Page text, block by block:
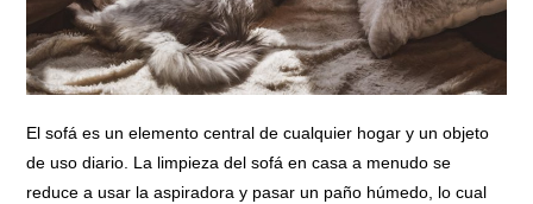
El sofá es un elemento central de cualquier hogar y un objeto
de uso diario. La limpieza del sofá en casa a menudo se
reduce a usar la aspiradora y pasar un paño húmedo, lo cual